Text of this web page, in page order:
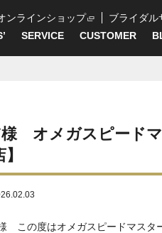
ンラインショップ ブライダル
SERVICE CUSTOMER
オメガスピード
この度はオメガスピードマスタ